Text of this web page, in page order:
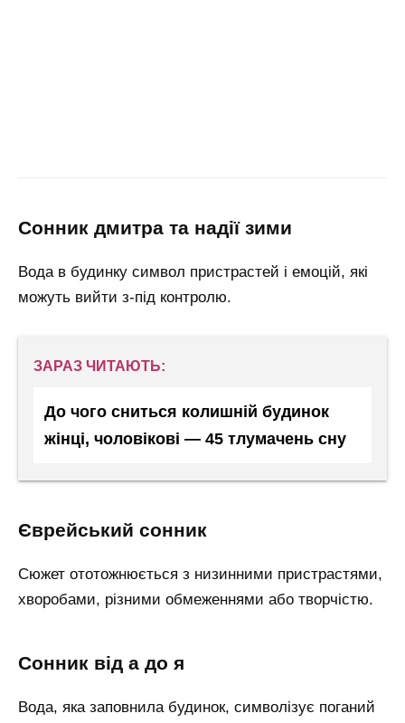
сонник дмитра та надії зими
Вода в будинку символ пристрастей і емоцій, які
можуть вийти з-під контролю.
ЗАРАЗ ЧИТАЮТЬ:
До чого сниться колишній будинок
жінці, чоловікові — 45 тлумачень сну
єврейський сонник
Сюжет ототожнюється з низинними пристрастями,
хворобами, різними обмеженнями або творчістю.
сонник від а до я
Вода, яка заповнила будинок, символізує поганий